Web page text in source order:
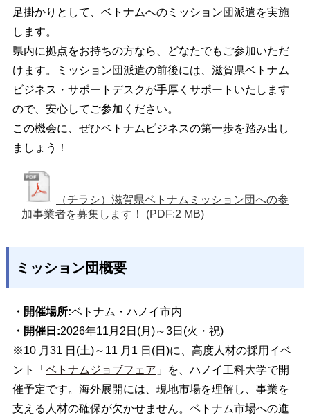
足掛かりとして、ベトナムへのミッション団派遣を実施
します。
県内に拠点をお持ちの方なら、どなたでもご参加いただ
けます。ミッション団派遣の前後には、滋賀県ベトナム
ビジネス・サポートデスクが手厚くサポートいたします
ので、安心してご参加ください。
この機会に、ぜひベトナムビジネスの第一歩を踏み出し
ましょう！
（チラシ）滋賀県ベトナムミッション団への参
加事業者を募集します！
(PDF:2 MB)
ミッション団概要
・開催場所:ベトナム・ハノイ市内
・開催日:2026年11月2日(月)～3日(火・祝)
※10 月31 日(土)～11 月1 日(日)に、高度人材の採用イベ
ント「 ベトナムジョブフェア 」を、ハノイ工科大学で開
催予定です。海外展開には、現地市場を理解し、事業を
支える人材の確保が欠かせません。ベトナム市場への進